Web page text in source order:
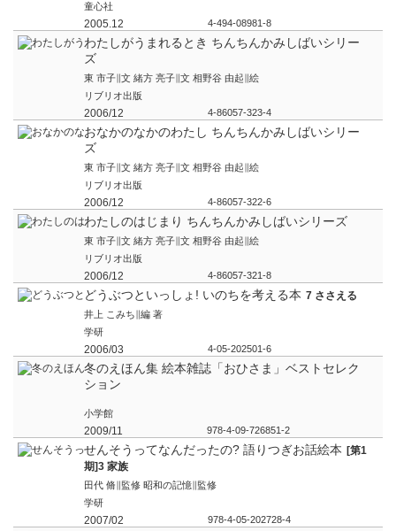
童心社
2005.12 4-494-08981-8
わたしがうまれるとき ちんちんかみしばいシリー
ズ
東 市子∥文 緒方 亮子∥文 相野谷 由起∥絵
リブリオ出版
2006/12 4-86057-323-4
おなかのなかのわたし ちんちんかみしばいシリー
ズ
東 市子∥文 緒方 亮子∥文 相野谷 由起∥絵
リブリオ出版
2006/12 4-86057-322-6
わたしのはじまり ちんちんかみしばいシリーズ
東 市子∥文 緒方 亮子∥文 相野谷 由起∥絵
リブリオ出版
2006/12 4-86057-321-8
どうぶつといっしょ! いのちを考える本 7 ささえる
井上 こみち∥編 著
学研
2006/03 4-05-202501-6
冬のえほん集 絵本雑誌「おひさま」ベストセレク
ション
小学館
2009/11 978-4-09-726851-2
せんそうってなんだったの? 語りつぎお話絵本 [第1
期]3 家族
田代 脩∥監修 昭和の記憶∥監修
学研
2007/02 978-4-05-202728-4